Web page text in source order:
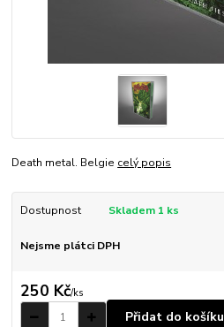
Death metal. Belgie celý popis
Dostupnost Skladem 1 ks
Nejsme plátci DPH
250 Kč/ks
Přidat do košíku